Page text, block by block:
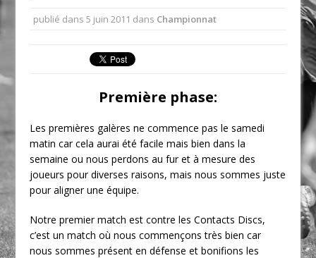
publié dans5 juin 2011 dans Championnat
Première phase:
Les premières galères ne commence pas le samedi
matin car cela aurai été facile mais bien dans la
semaine ou nous perdons au fur et à mesure des
joueurs pour diverses raisons, mais nous sommes juste
pour aligner une équipe.
Notre premier match est contre les Contacts Discs,
c’est un match où nous commençons très bien car
nous sommes présent en défense et bonifions les